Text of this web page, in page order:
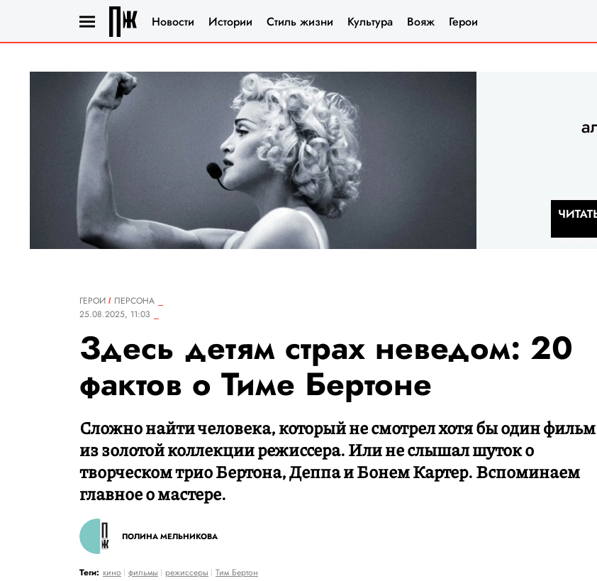
Новости Истории Стиль жизни Культура Вояж Герои
ГЕРОИ
ПЕРСОНА
25.08.2025, 11:03
Здесь детям страх неведом: 20
фактов о Тиме Бертоне
Сложно найти человека, который не смотрел хотя бы один фильм
из золотой коллекции режиссера. Или не слышал шуток о
творческом трио Бертона, Деппа и Бонем Картер. Вспоминаем
главное о мастере.
ПОЛИНА МЕЛЬНИКОВА
Теги: кино фильмы режиссеры Тим Бертон